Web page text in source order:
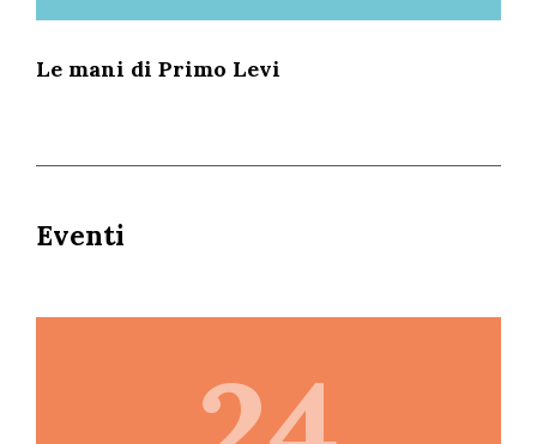
Le mani di Primo Levi
Eventi